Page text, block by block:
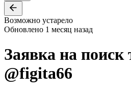
Возможно устарело
Обновлено 1 месяц назад
Заявка на
@figita66